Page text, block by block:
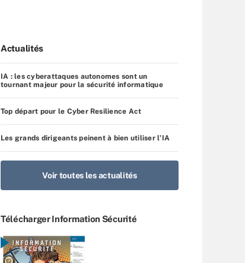
Actualités
IA : les cyberattaques autonomes sont un
tournant majeur pour la sécurité informatique
Top départ pour le Cyber Resilience Act
Les grands dirigeants peinent à bien utiliser l’IA
Voir toutes les actualités
Télécharger Information Sécurité